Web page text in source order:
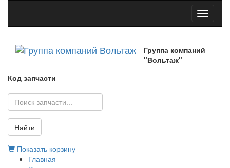
Toggle
Группа компаний
"Вольтаж"
Код запчасти
Найти
Показать корзину
Главная